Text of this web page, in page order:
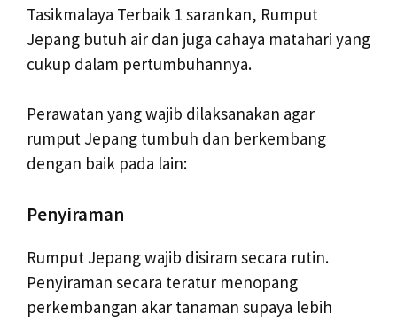
Tasikmalaya Terbaik 1 sarankan, Rumput
Jepang butuh air dan juga cahaya matahari yang
cukup dalam pertumbuhannya.
Perawatan yang wajib dilaksanakan agar
rumput Jepang tumbuh dan berkembang
dengan baik pada lain:
Penyiraman
Rumput Jepang wajib disiram secara rutin.
Penyiraman secara teratur menopang
perkembangan akar tanaman supaya lebih